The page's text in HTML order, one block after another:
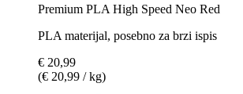
Premium PLA High Speed Neo Red
PLA materijal, posebno za brzi ispis
€ 20,99
(€ 20,99 / kg)